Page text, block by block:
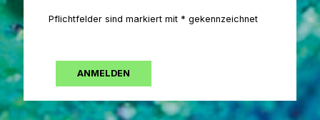
Pflichtfelder sind markiert mit * gekennzeichnet